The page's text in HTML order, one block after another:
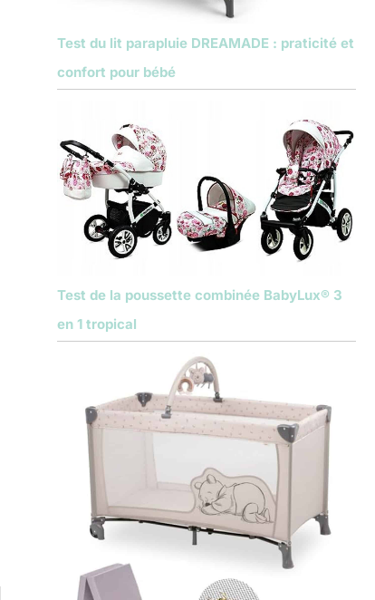
Test du lit parapluie DREAMADE : praticité et
confort pour bébé
Test de la poussette combinée BabyLux® 3
en 1 tropical